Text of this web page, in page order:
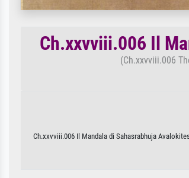
Ch.xxvviii.006 Il
(Ch.xxvviii.006
Ch.xxvviii.006 Il Mandala di Sahasrabhuja